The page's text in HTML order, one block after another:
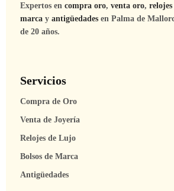
Expertos en compra oro, venta oro,
marca y antigüedades en Palma de
de 20 años.
Servicios
Compra de Oro
Venta de Joyería
Relojes de Lujo
Bolsos de Marca
Antigüedades